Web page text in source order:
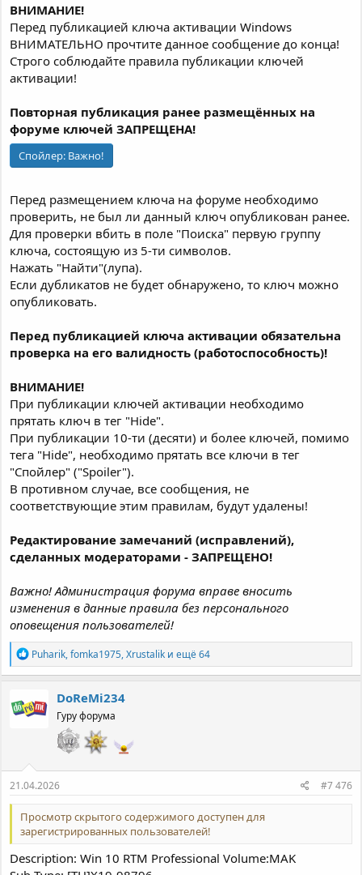
ВНИМАНИЕ!
Перед публикацией ключа активации Windows
ВНИМАТЕЛЬНО прочтите данное сообщение до конца!
Строго соблюдайте правила публикации ключей
активации!
Повторная публикация ранее размещённых на
форуме ключей ЗАПРЕЩЕНА!
Спойлер: Важно!
Перед размещением ключа на форуме необходимо
проверить, не был ли данный ключ опубликован ранее.
Для проверки вбить в поле "Поиска" первую группу
ключа, состоящую из 5-ти символов.
Нажать "Найти"(лупа).
Если дубликатов не будет обнаружено, то ключ можно
опубликовать.
Перед публикацией ключа активации обязательна
проверка на его валидность (работоспособность)!
ВНИМАНИЕ!
При публикации ключей активации необходимо
прятать ключ в тег "Hide".
При публикации 10-ти (десяти) и более ключей, помимо
тега "Hide", необходимо прятать все ключи в тег
"Спойлер" ("Spoiler").
В противном случае, все сообщения, не
соответствующие этим правилам, будут удалены!
Редактирование замечаний (исправлений),
сделанных модераторами - ЗАПРЕЩЕНО!
Важно! Администрация форума вправе вносить
изменения в данные правила без персонального
оповещения пользователей!
Р
е
а
ц
и
Puharik,fomka1975,Xrustalik и ещё 64
DoReMi234
Гуру форума
21.04.2026 #7 476
Просмотр скрытого содержимого доступен для
зарегистрированных пользователей!
Description: Win 10 RTM Professional Volume:MAK